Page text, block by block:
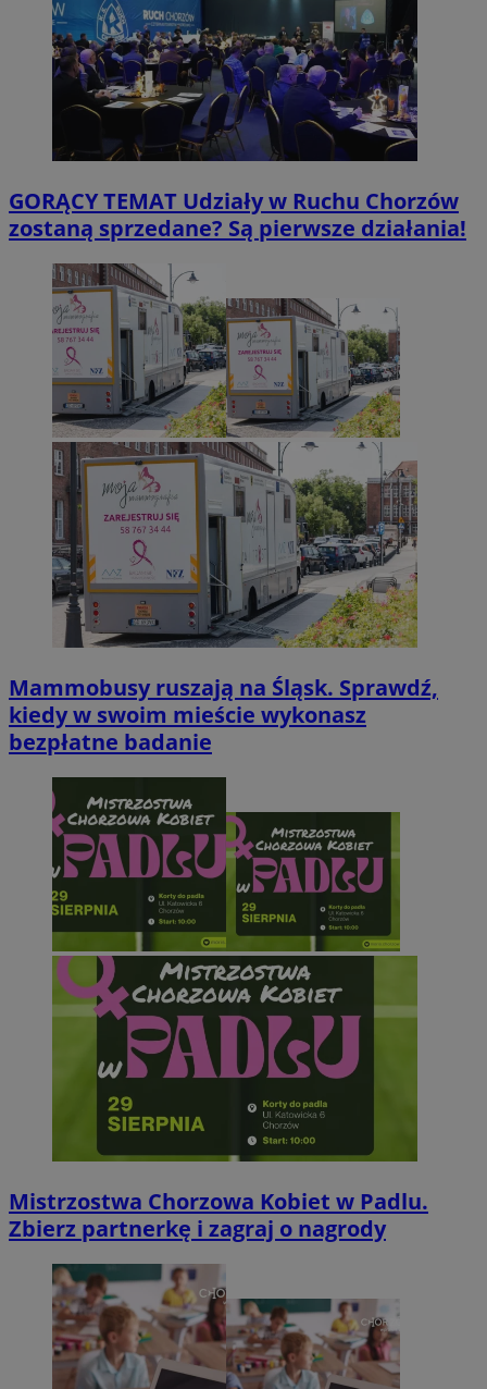
GORĄCY TEMAT Udziały w Ruchu Chorzów
zostaną sprzedane? Są pierwsze działania!
Mammobusy ruszają na Śląsk. Sprawdź,
kiedy w swoim mieście wykonasz
bezpłatne badanie
Mistrzostwa Chorzowa Kobiet w Padlu.
Zbierz partnerkę i zagraj o nagrody